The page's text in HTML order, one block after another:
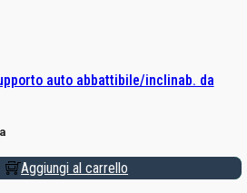
auto abbattibile/inclinab. da
Aggiungi al carrello